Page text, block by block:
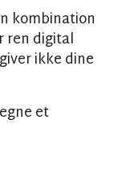
kombination
ren digital
ikke dine
et